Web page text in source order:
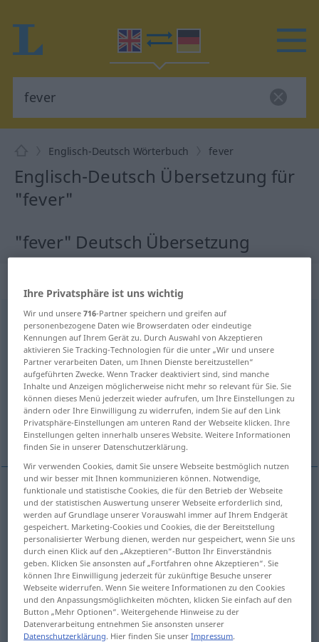
Englisch-Deutsch Wörterbuch fever
Englisch-Deutsch Übersetzung für
"fever"
"fever" Deutsch Übersetzung
fever [ˈfiːvə(r)] s
Übersicht aller Übersetzungen
(Für mehr Details die Übersetzung anklicken/antippen)
Fieber Fieberzustand
Fieber, fiebrige Aufregung
Fiebern fever MED high temperature
Fieberzustandm,-krankheitf fever MED febrile
condition
Ihre Privatsphäre ist uns wichtig
Wir und unsere716-Partner speichern und greifen auf
personenbezogene Daten wie Browserdaten oder eindeutige
Kennungen auf Ihrem Gerät zu. Durch Auswahl von Akzeptieren
aktivieren Sie Tracking-Technologien für die unter „Wir und unsere
Partner verarbeiten Daten, um Ihnen Dienste bereitzustellen“
aufgeführten Zwecke. Wenn Tracker deaktiviert sind, sind manche
Inhalte und Anzeigen möglicherweise nicht mehr so relevant für Sie. Sie
können dieses Menü jederzeit wieder aufrufen, um Ihre Einstellungen zu
ändern oder Ihre Einwilligung zu widerrufen, indem Sie auf den Link
Privatsphäre-Einstellungen am unteren Rand der Webseite klicken. Ihre
Einstellungen gelten innerhalb unseres Website. Weitere Informationen
finden Sie in unserer Datenschutzerklärung.
Wir verwenden Cookies, damit Sie unsere Webseite bestmöglich nutzen
und wir besser mit Ihnen kommunizieren können. Notwendige,
funktionale und statistische Cookies, die für den Betrieb der Webseite
und der statistischen Auswertung unserer Webseite erforderlich sind,
werden auf Grundlage unserer Vorauswahl immer auf Ihrem Endgerät
gespeichert. Marketing-Cookies und Cookies, die der Bereitstellung
personalisierter Werbung dienen, werden nur gespeichert, wenn Sie uns
durch einen Klick auf den „Akzeptieren“-Button Ihr Einverständnis
geben. Klicken Sie ansonsten auf „Fortfahren ohne Akzeptieren“. Sie
können Ihre Einwilligung jederzeit für zukünftige Besuche unserer
Webseite widerrufen. Wenn Sie weitere Informationen zu den Cookies
und den Anpassungsmöglichkeiten möchten, klicken Sie einfach auf den
Button „Mehr Optionen“. Weitergehende Hinweise zu der
Datenverarbeitung entnehmen Sie ansonsten unserer
Datenschutzerklärung. Hier finden Sie unserImpressum.